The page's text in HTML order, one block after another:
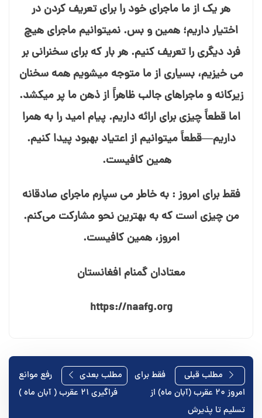
هر یک از ما ماجرای خود را برای تعریف کردن در
اختیار داریم؛ همین و بس. نمی⁯توانیم ماجرای هیچ
فرد دیگری را تعریف کنیم. هر بار که برای سخنرانی بر
می⁯ خیزیم، بسیاری از ما متوجه می⁯شویم همه سخنان
زیرکانه و ماجراهای جالب ظاهراً از ذهن ما پر می⁯کشد.
اما قطعاً چیزی برای ارائه داریم. پیام امید را به همرا
داریم—قطعاً می⁯توانیم از اعتیاد بهبود پیدا کنیم.
همین کافیست.
فقط برای امروز : به خاطر می⁯ سپارم ماجرای صادقانه
من چیزی است که به بهترین نحو مشارکت می‌کنم.
امروز، همین کافیست.
معتادان گمنام افغانستان
https://naafg.org
راهبری
نوشته
مطلب قبلی
فقط برای
امروز ۲۰ عقرب (آبان ماه) از
تسلیم تا پذیرش
مطلب بعدی
رفع موانع
فراگیری ۲۱ عقرب ( آبان ماه )